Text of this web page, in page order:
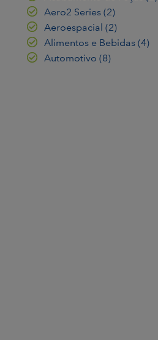
Aero2 Series (2)
Aeroespacial (2)
Alimentos e Bebidas (4)
Automotivo (8)